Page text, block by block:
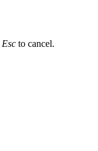
Esc to cancel.